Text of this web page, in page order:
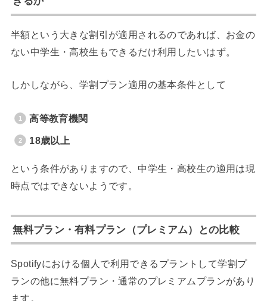
半額という大きな割引が適用されるのであれば、お金の
ない中学生・高校生もできるだけ利用したいはず。
しかしながら、学割プラン適用の基本条件として
高等教育機関
18歳以上
という条件がありますので、中学生・高校生の適用は現
時点ではできないようです。
無料プラン・有料プラン（プレミアム）との比較
Spotifyにおける個人で利用できるプラントして学割プ
ランの他に無料プラン・通常のプレミアムプランがあり
ます。